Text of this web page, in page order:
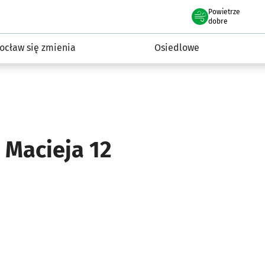
- miejskie inwestycje 2019-2032
Powietrze
we Wrocławiu
dobre
się zmienia Osiedlowe
12